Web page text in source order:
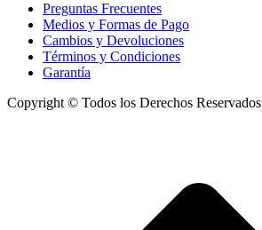
Preguntas Frecuentes
Medios y Formas de Pago
Cambios y Devoluciones
Términos y Condiciones
Garantía
Copyright © Todos los Derechos Reservados